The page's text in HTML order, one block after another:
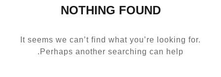
NOTHING FOUND
It seems we can’t find what you’re looking for.
Perhaps another searching can help.